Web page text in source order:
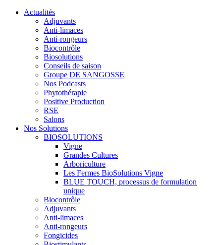
Actualités
Adjuvants
Anti-limaces
Anti-rongeurs
Biocontrôle
Biosolutions
Conseils de saison
Groupe DE SANGOSSE
Nos Podcasts
Phytothérapie
Positive Production
RSE
Salons
Nos Solutions
BIOSOLUTIONS
Vigne
Grandes Cultures
Arboriculture
Les Fermes BioSolutions Vigne
BLUE TOUCH, processus de formulation
unique
Biocontrôle
Adjuvants
Anti-limaces
Anti-rongeurs
Fongicides